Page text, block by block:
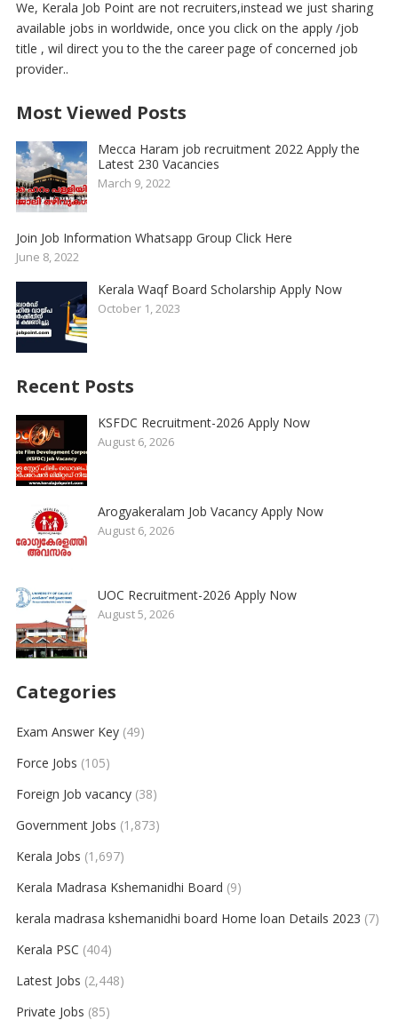
We, Kerala Job Point are not recruiters,instead we just sharing
available jobs in worldwide, once you click on the apply /job
title , wil direct you to the the career page of concerned job
provider..
Most Viewed Posts
Mecca Haram job recruitment 2022 Apply the
Latest 230 Vacancies
March 9, 2022
Join Job Information Whatsapp Group Click Here
June 8, 2022
Kerala Waqf Board Scholarship Apply Now
October 1, 2023
Recent Posts
KSFDC Recruitment-2026 Apply Now
August 6, 2026
Arogyakeralam Job Vacancy Apply Now
August 6, 2026
UOC Recruitment-2026 Apply Now
August 5, 2026
Categories
Exam Answer Key(49)
Force Jobs (105)
Foreign Job vacancy(38)
Government Jobs (1,873)
Kerala Jobs (1,697)
Kerala Madrasa Kshemanidhi Board (9)
kerala madrasa kshemanidhi board Home loan Details 2023 (7)
Kerala PSC (404)
Latest Jobs (2,448)
Private Jobs (85)